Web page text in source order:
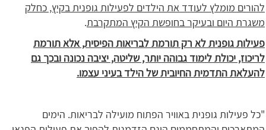
להורים מומלץ לעודד את הילדים לפעילות גופנית בקיץ, כחלק
משגרת היום ובעיקר בחופשת הקיץ המתקרבת.
פעילות גופנית לא רק תורמת לבריאות הפיסית, אלא תורמת
לריכוז, יכולת לימוד גבוהה יותר, שליטה, יציבה נכונה ובכך גם
להעלאת התדמית החיובית של הילד בעיני עצמו.
"כל פעילות גופנית באוויר הפתוח מועילה לבריאות. הימים